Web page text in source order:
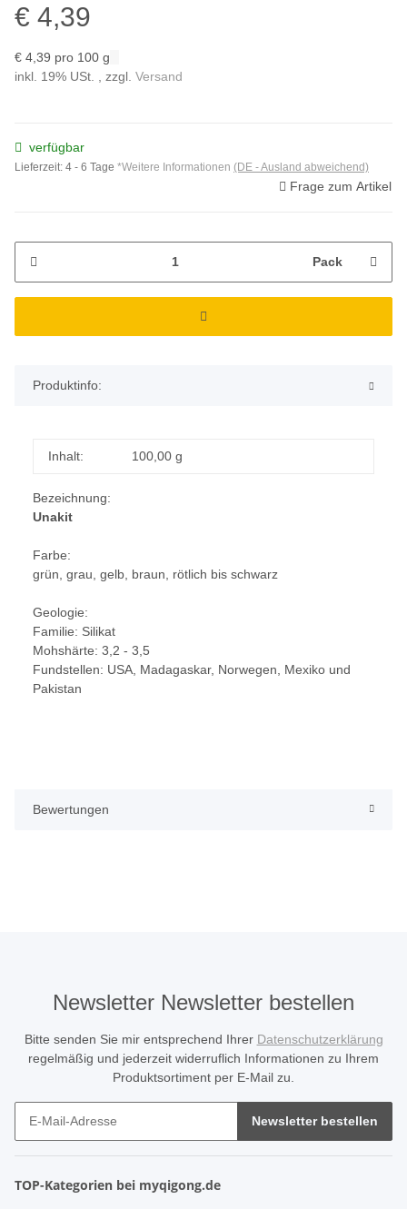
€ 4,39
€ 4,39 pro 100 g
inkl. 19% USt. , zzgl. Versand
verfügbar
Lieferzeit: 4 - 6 Tage *Weitere Informationen (DE - Ausland abweichend)
Frage zum Artikel
Pack
Produktinfo:
Bezeichnung:
Unakit
Farbe:
grün, grau, gelb, braun, rötlich bis schwarz
Geologie:
Familie: Silikat
Mohshärte: 3,2 - 3,5
Fundstellen: USA, Madagaskar, Norwegen, Mexiko und
Pakistan
Inhalt: 100,00 g
Bewertungen
Newsletter Newsletter bestellen
Bitte senden Sie mir entsprechend Ihrer Datenschutzerklärung
regelmäßig und jederzeit widerruflich Informationen zu Ihrem
Produktsortiment per E-Mail zu.
Newsletter bestellen
TOP-Kategorien bei myqigong.de